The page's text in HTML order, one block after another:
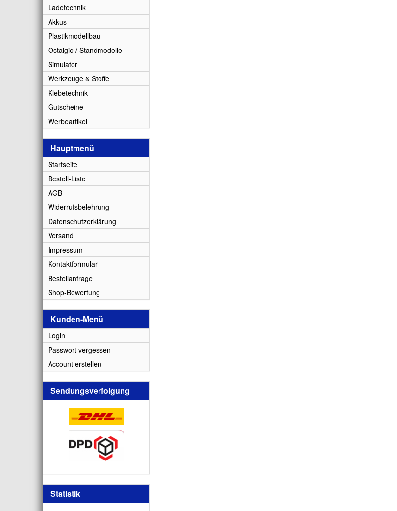
Ladetechnik
Akkus
Plastikmodellbau
Ostalgie / Standmodelle
Simulator
Werkzeuge & Stoffe
Klebetechnik
Gutscheine
Werbeartikel
Hauptmenü
Startseite
Bestell-Liste
AGB
Widerrufsbelehrung
Datenschutzerklärung
Versand
Impressum
Kontaktformular
Bestellanfrage
Shop-Bewertung
Kunden-Menü
Login
Passwort vergessen
Account erstellen
Sendungsverfolgung
Statistik